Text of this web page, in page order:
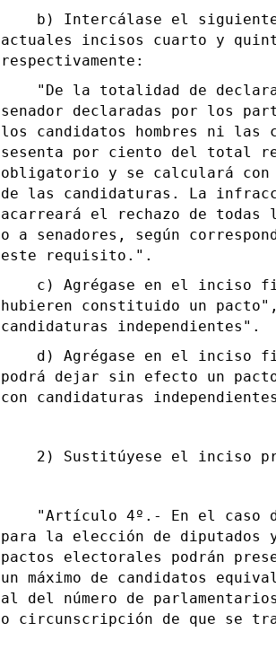
b) Intercálase el siguiente
actuales incisos cuarto y
respectivamente:
"De la totalidad de
senador declaradas por los
los candidatos hombres ni las
sesenta por ciento del total
obligatorio y se calculará con
de las candidaturas. La
acarreará el rechazo de todas
o a senadores, según
este requisito.".
c) Agrégase en el inciso
hubieren constituido un
candidaturas independientes".
d) Agrégase en el inciso
podrá dejar sin efecto un
con candidaturas
2) Sustitúyese el inciso
"Artículo 4º.- En el caso de
para la elección de
pactos electorales podrán
un máximo de candidatos
al del número de
o circunscripción de que se